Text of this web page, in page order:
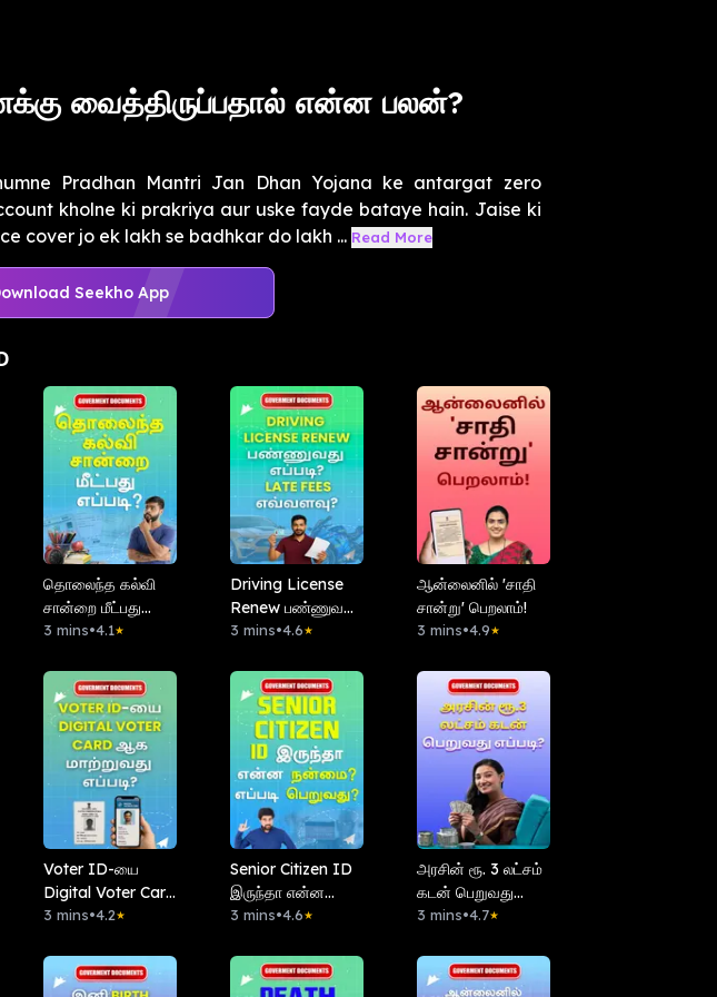
வைத்திருப்பதால் என்ன பலன்?
Pradhan Mantri Jan Dhan Yojana ke antargat zero
kholne ki prakriya aur uske fayde bataye hain. Jaise ki
cover jo ek lakh se badhkar do lakh ... Read More
Seekho App
தொலைந்த கல்வி
சான்றை மீட்பது
எப்படி?
3 mins•4.1★
Driving License
Renew பண்ணுவது
எப்படி? Late Fees
3 mins•4.6★
ஆன்லைனில் 'சாதி
சான்று' பெறலாம்!
3 mins•4.9★
Voter ID-யை
Digital Voter Card
ஆக மாற்றுவது
3 mins•4.2★
Senior Citizen ID
இருந்தா என்ன
நன்மை? எப்படி
3 mins•4.6★
அரசின் ரூ. 3 லட்சம்
கடன் பெறுவது
எப்படி?
3 mins•4.7★